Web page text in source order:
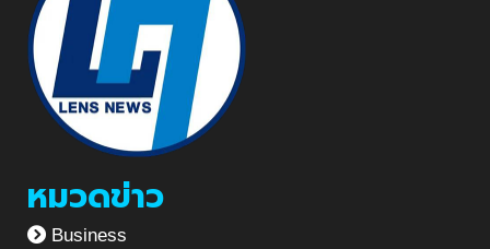
หมวดข่าว
Business